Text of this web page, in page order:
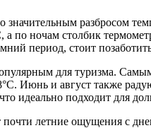
значительным разбросом
а по ночам столбик
период, стоит
для туризма.
Июнь и август также
идеально подходит для
летние ощущения с